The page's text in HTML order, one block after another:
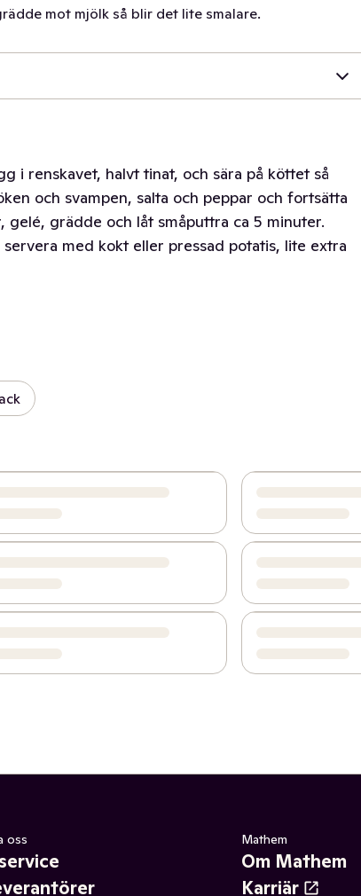
mot mjölk så blir det lite smalare.
i renskavet, halvt tinat, och sära på köttet så
och svampen, salta och peppar och fortsätta
gelé, grädde och låt småputtra ca 5 minuter.
med kokt eller pressad potatis, lite extra
oss Mathem
Om Mathem
Karriär